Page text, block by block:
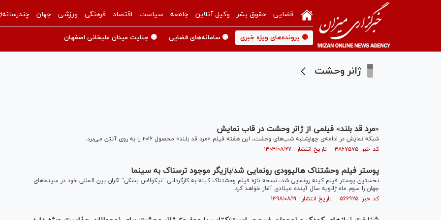
قضایی حقوق بشر وکیل آنلاین جامعه سیاست اقتصاد فرهنگی ورزشی جهان
🟡 پرونده‌های ویژه خبری 🟡 سامانه‌های قضایی 🟡 جنایت میدان علیخانی اصفهان
ژانر وحشت
«مرد قد بلند» فیلمی از ژانر وحشت در قاب نمایش
شبکه نمایش در ادامه‌ی چهارشنبه شب‌های وحشت، این هفته فیلم «مرد قد بلند» محصول ۲۰۱۶ را به روی آنتن می‌برد.
کد خبر: ۴۸۶۷۵۷۵ تاریخ انتشار : ۱۴۰۴/۰۸/۲۷
پوستر فیلم وحشتناک هالیوودی رونمایی شد/بازیگر موجود ترسناک به سینما
نخستین پوستر فیلم کینه رونمایی شد، نسخه تازه فیلم وحشتناک کینه به کارگردانی "نیکولاس پسکی" اکران بین المللی خود در سینماهای
جهان را سوم ماه ژانویه سال آینده میلادی آغاز خواهد کرد.
کد خبر: ۵۶۶۹۲۵ تاریخ انتشار : ۱۳۹۸/۰۸/۲۱